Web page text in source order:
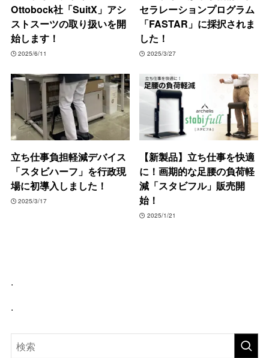
Ottobock社「SuitX」アシ
ストスーツの取り扱いを開
始します！
2025/6/11
セラレーションプログラム
「FASTAR」に採択されま
した！
2025/3/27
立ち仕事負担軽減デバイス
「スタビハーフ」を行政現
場に初導入しました！
2025/3/17
【新製品】立ち仕事を快適
に！画期的な足腰の負荷軽
減「スタビフル」販売開
始！
2025/1/21
.
.